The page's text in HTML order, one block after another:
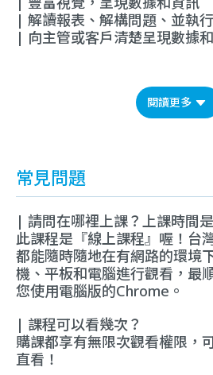
| 解讀報表、解構問題、並執
| 向主管或客戶清楚呈現數據
閱讀更多
常見問題
| 請問在哪裡上課？上課時間
此課程是『線上課程』 喔！台
都能隨時隨地在有網路的環境
機、平板和電腦進行觀看，最
您使用電腦版的Chrome。
| 課程可以看幾次？
購課都享有無限次觀看權限，
直看！